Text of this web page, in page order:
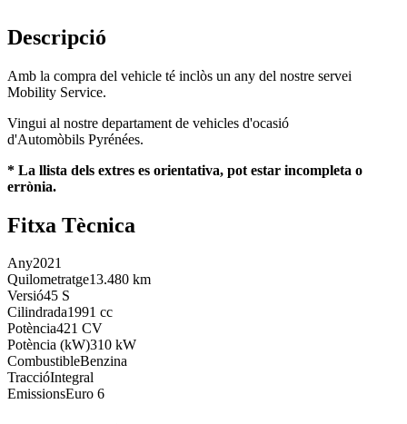
Descripció
Amb la compra del vehicle té inclòs un any del nostre servei
Mobility Service.
Vingui al nostre departament de vehicles d'ocasió
d'Automòbils Pyrénées.
* La llista dels extres es orientativa, pot estar incompleta o
errònia.
Fitxa Tècnica
Any2021
Quilometratge13.480 km
Versió45 S
Cilindrada1991 cc
Potència421 CV
Potència (kW)310 kW
CombustibleBenzina
TraccióIntegral
EmissionsEuro 6